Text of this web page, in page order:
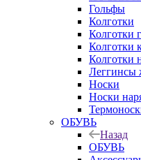
Гольфы
Колготки
Колготки
Колготки
Колготки
Леггинсы
Носки
Носки
ОБУВЬ
Назад
ОБУВЬ